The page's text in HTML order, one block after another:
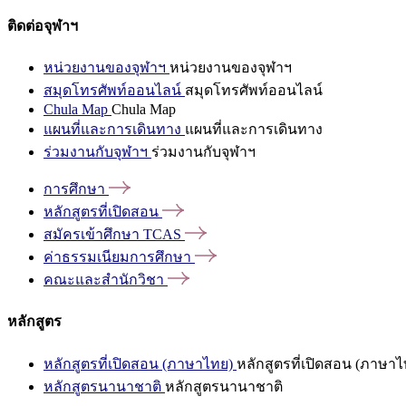
ติดต่อจุฬาฯ
หน่วยงานของจุฬาฯ หน่วยงานของจุฬาฯ
สมุดโทรศัพท์ออนไลน์ สมุดโทรศัพท์ออนไลน์
Chula Map Chula Map
แผนที่และการเดินทาง แผนที่และการเดินทาง
ร่วมงานกับจุฬาฯ ร่วมงานกับจุฬาฯ
การศึกษา
หลักสูตรที่เปิดสอน
สมัครเข้าศึกษา TCAS
ค่าธรรมเนียมการศึกษา
คณะและสำนักวิชา
หลักสูตร
หลักสูตรที่เปิดสอน (ภาษาไทย) หลักสูตรที่เปิดสอน (ภาษาไ
หลักสูตรนานาชาติ หลักสูตรนานาชาติ